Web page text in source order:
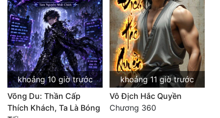
Tu Chân
Tu Tiên
Tội Phạm
Vô Địch
Võ Hiệp
Võng Du
khoảng 10 giờ trước
Võng Du: Thần Cấp
Thích Khách, Ta Là Bóng
khoảng 11 giờ trước
Vô Địch Hắc Quyền
Chương 360